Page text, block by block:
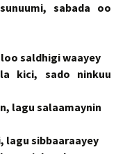
sabada oo
saldhigi waayey
kici, sado ninkuu
lagu salaamaynin
lagu sibbaaraayey